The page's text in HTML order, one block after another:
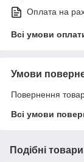
Оплата на
Всі умови
Умови
Повернення
Всі умови
Подібні